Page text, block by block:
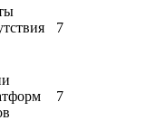
7
7